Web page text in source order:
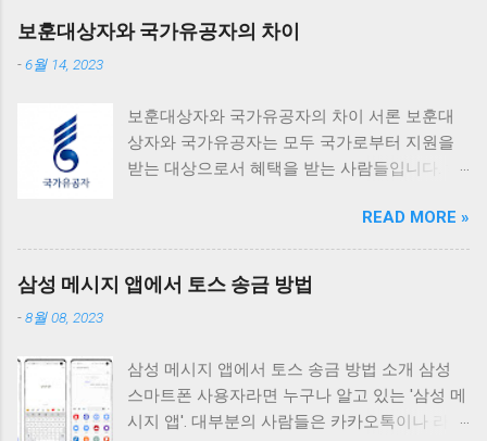
보훈대상자와 국가유공자의 차이
-6월 14, 2023
보훈대상자와 국가유공자의 차이 서론 보훈대
상자와 국가유공자는 모두 국가로부터 지원을
받는 대상으로서 혜택을 받는 사람들입니다. 하
오늘은 이 두 가지 개념의 정의, 혜택, 신청 절차,
그리고 법적 근거 등에 대해 자세히 살펴보도록
하겠습니다. 보훈대상자란? 보훈대상자란 국가
보훈처의 지원 대상자로, 다양한 종류와 내용을
를 위해 공헌하거나 희생한 사람을 의미합니다.
국가유공자 및 그 가족들은 "국가유공자 등 예우
및 지원에 관한 법률"에 따라 예우와 각종 혜택
READ MORE »
삼성 메시지 앱에서 토스 송금 방법
-8월 08, 2023
삼성 메시지 앱에서 토스 송금 방법 소개 삼성
스마트폰 사용자라면 누구나 알고 있는 '삼성 메
시지 앱'. 대부분의 사람들은 카카오톡이나 라인